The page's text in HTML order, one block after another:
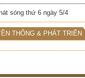
sóng thứ 6 ngày 5/4
THÔNG & PHÁT TRIỂN